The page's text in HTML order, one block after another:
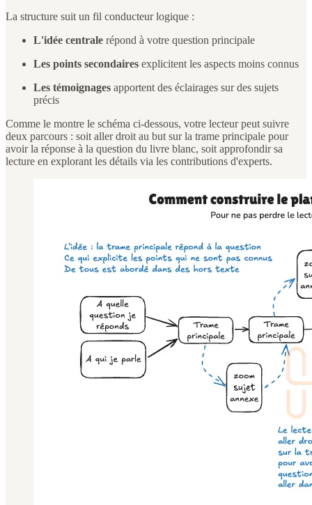
La structure suit un fil conducteur logique :
L'idée centrale répond à votre question principale
Les points secondaires explicitent les aspects moins connus
Les témoignages apportent des éclairages sur des sujets
précis
Comme le montre le schéma ci-dessous, votre lecteur peut suivre
deux parcours : soit aller droit au but sur la trame principale pour
avoir la réponse à la question du livre blanc, soit approfondir sa
lecture en explorant les détails via les contributions d'experts.